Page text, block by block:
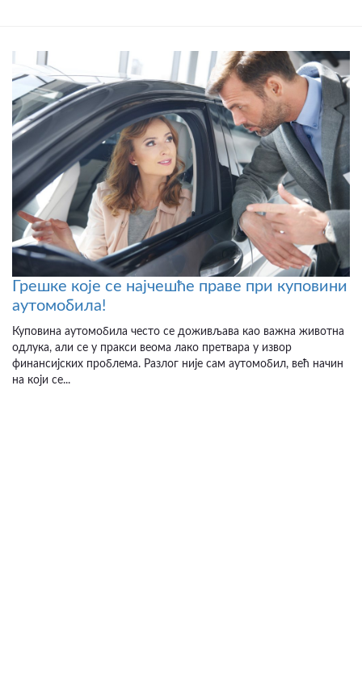
Грешке које се најчешће праве при куповини
аутомобила!
Куповина аутомобила често се доживљава као важна животна
одлука, али се у пракси веома лако претвара у извор
финансијских проблема. Разлог није сам аутомобил, већ начин
на који се...